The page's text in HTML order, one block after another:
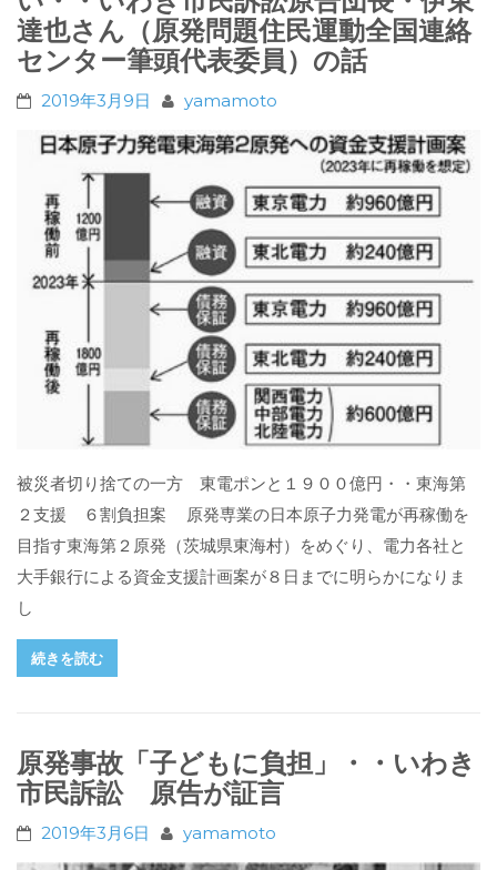
達也さん（原発問題住民運動全国連絡
センター筆頭代表委員）の話
2019年3月9日 yamamoto
被災者切り捨ての一方 東電ポンと１９００億円・・東海第
２支援 ６割負担案 原発専業の日本原子力発電が再稼働を
目指す東海第２原発（茨城県東海村）をめぐり、電力各社と
大手銀行による資金支援計画案が８日までに明らかになりま
し
続きを読む
原発事故「子どもに負担」・・いわき
市民訴訟 原告が証言
2019年3月6日 yamamoto